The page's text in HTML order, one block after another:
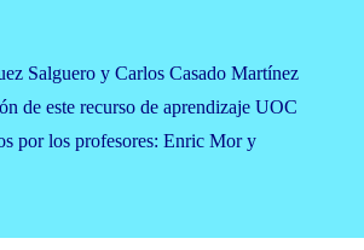
Salguero y Carlos Casado Martínez
de este recurso de aprendizaje UOC
por los profesores: Enric Mor y